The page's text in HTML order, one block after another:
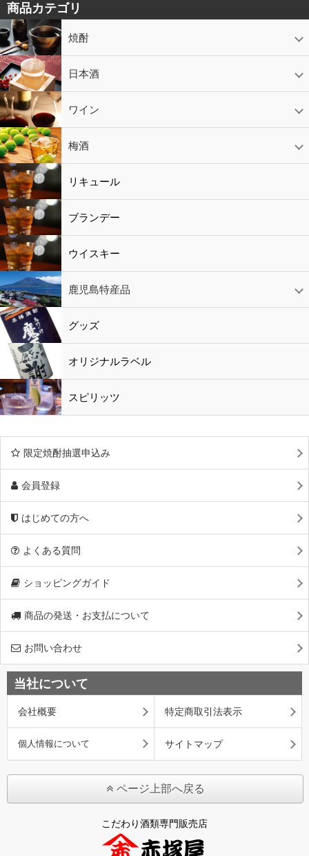
商品カテゴリ
焼酎
芋焼酎
かめ壷入り焼酎
黒糖焼酎
米焼酎
麦焼酎
そば焼酎
泡盛
とうもろこし焼酎
ギフトコーナー
セットコーナー
益々繁盛
鹿児島限定 日本酒
日本酒
スパークリング
ギフト ワイン
赤ワイン
白ワイン
ロゼワイン
スパークリング
シャンパン 梅酒
梅酒
シャンパン
リキュール リキュール
ブランデー
ウイスキー
鹿児島特産品
黒酢・酢
水
鹿児島特産品
おつまみ グッズ
オリジナルラベル
スピリッツ
限定焼酎抽選申込み
会員登録
はじめての方へ
よくある質問
ショッピングガイド
商品の発送・お支払について
お問い合わせ
当社について
会社概要 特定商取引法表示
個人情報について サイトマップ
ページ上部へ戻る
こだわり酒類専門販売店